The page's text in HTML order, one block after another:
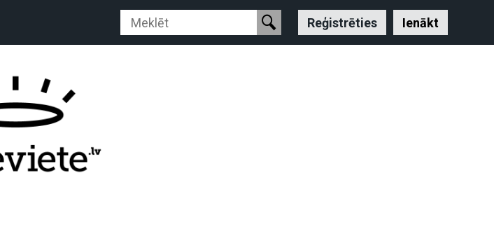
Reģistrēties Ienākt